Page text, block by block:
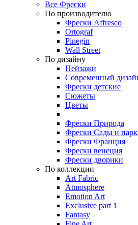
Все Фрески
По производителю
Фрески Affresco
Ortograf
Pinegin
Wall Street
По дизайну
Пейзажи
Современный
Фрески детские
Сюжеты
Цветы
Фрески Природа
Фрески Сады и
Фрески Франция
Фрески венеция
Фрески дворики
По коллекции
Art Fabric
Atmosphere
Emotion Art
Exclusive part 1
Fantasy